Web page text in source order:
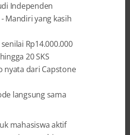
dari 27 kota ikut serta
“Create Any Education
Challenge yang
oleh Dicoding dan Intel
Indonesia
aplikasi
kota se-Indonesia
“Create Any
Independen
Mandiri yang kasih
Rp14.000.000
20 SKS
nyata dari Capstone
langsung sama
mahasiswa aktif